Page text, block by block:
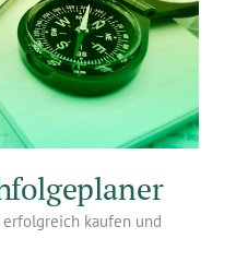
kaufen und